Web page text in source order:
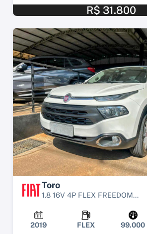
R$ 31.800
Toro
1.8 16V 4P FLEX FREEDOM...
2019 FLEX 99.000